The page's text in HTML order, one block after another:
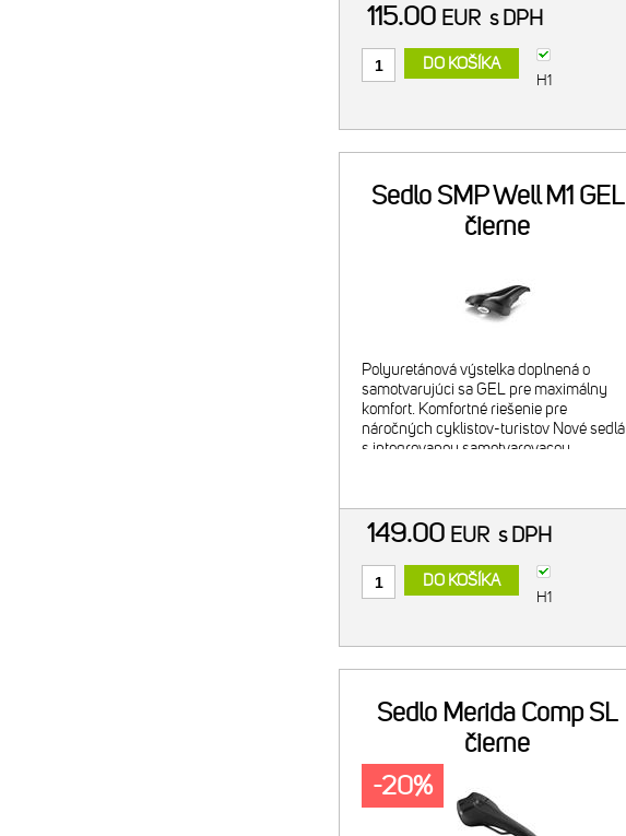
115.00 EUR s DPH
DO KOŠÍKA
H1
Sedlo SMP Well M1 GEL
čierne
Polyuretánová výstelka doplnená o
samotvarujúci sa GEL pre maximálny
komfort. Komfortné riešenie pre
náročných cyklistov-turistov Nové sedlá
s integrovanou samotvarovacou
149.00 EUR s DPH
DO KOŠÍKA
H1
Sedlo Merida Comp SL
čierne
-20%